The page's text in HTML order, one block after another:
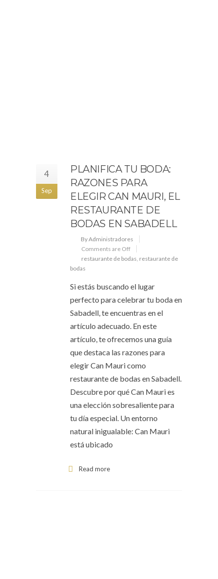
4
Sep
PLANIFICA TU BODA:
RAZONES PARA
ELEGIR CAN MAURI, EL
RESTAURANTE DE
BODAS EN SABADELL
By Administradores
Comments are Off
restaurante de bodas, restaurante de
bodas
Si estás buscando el lugar
perfecto para celebrar tu boda en
Sabadell, te encuentras en el
artículo adecuado. En este
artículo, te ofrecemos una guía
que destaca las razones para
elegir Can Mauri como
restaurante de bodas en Sabadell.
Descubre por qué Can Mauri es
una elección sobresaliente para
tu día especial. Un entorno
natural inigualable: Can Mauri
está ubicado
Read more